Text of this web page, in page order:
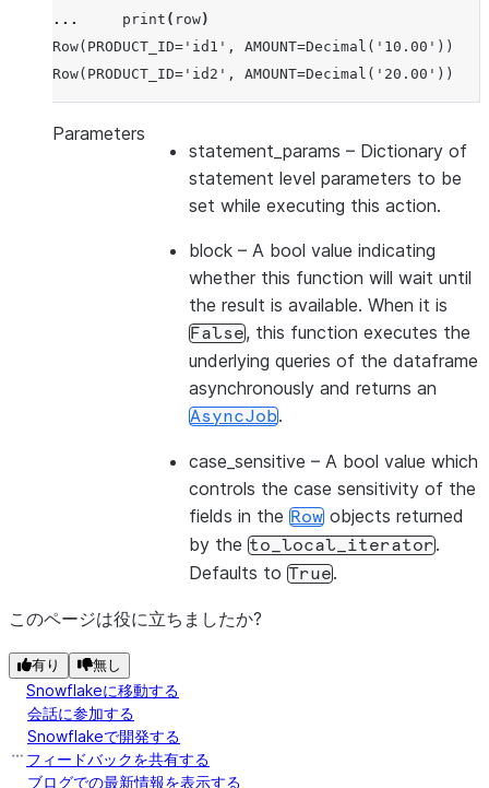
... print ( row)
Row(PRODUCT_ID='id1', AMOUNT=Decimal('10.00'))
Row(PRODUCT_ID='id2', AMOUNT=Decimal('20.00'))
Parameters
statement_params – Dictionary of
statement level parameters to be
set while executing this action.
block – A bool value indicating
whether this function will wait until
the result is available. When it is
False, this function executes the
underlying queries of the dataframe
asynchronously and returns an
AsyncJob.
case_sensitive – A bool value which
controls the case sensitivity of the
fields in the Row objects returned
by the to_local_iterator.
Defaults to True.
このページは役に立ちましたか?
有り 無し
Snowflakeに移動する
会話に参加する
Snowflakeで開発する
フィードバックを共有する
ブログでの最新情報を表示する